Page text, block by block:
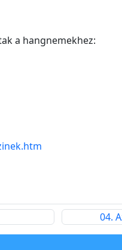
a hangnemekhez:
04.